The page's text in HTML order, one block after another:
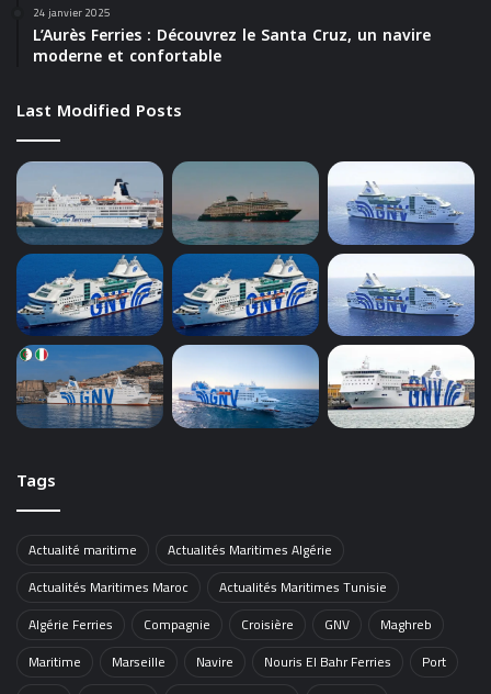
24 janvier 2025
L’Aurès Ferries : Découvrez le Santa Cruz, un navire
moderne et confortable
Last Modified Posts
Tags
Actualité maritime
Actualités Maritimes Algérie
Actualités Maritimes Maroc
Actualités Maritimes Tunisie
Algérie Ferries
Compagnie Croisière GNV
Maghreb
Maritime
Marseille Navire Nouris El Bahr Ferries
Port